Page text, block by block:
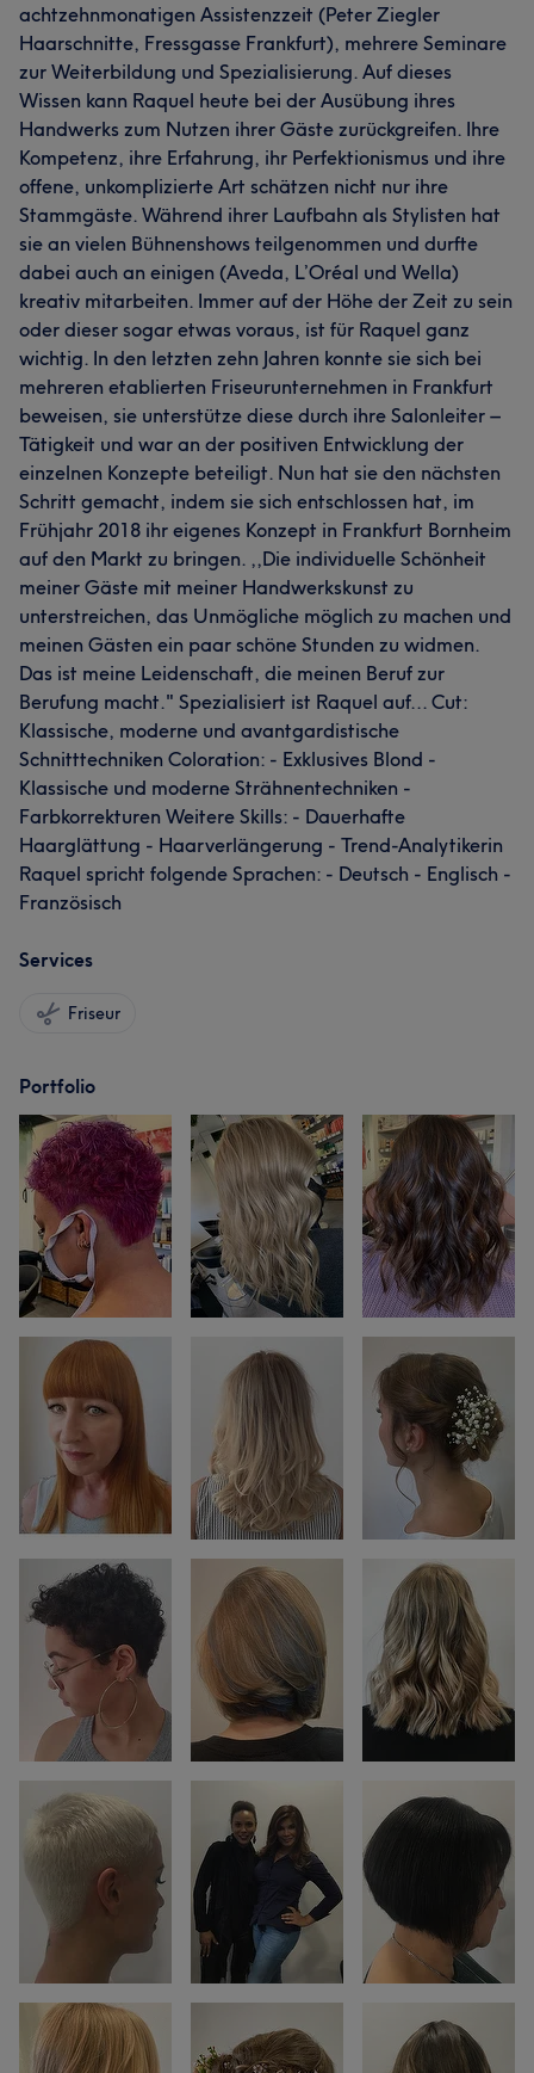
achtzehnmonatigen Assistenzzeit (Peter Ziegler
Haarschnitte, Fressgasse Frankfurt), mehrere Seminare
zur Weiterbildung und Spezialisierung. Auf dieses
Wissen kann Raquel heute bei der Ausübung ihres
Handwerks zum Nutzen ihrer Gäste zurückgreifen. Ihre
Kompetenz, ihre Erfahrung, ihr Perfektionismus und ihre
offene, unkomplizierte Art schätzen nicht nur ihre
Stammgäste. Während ihrer Laufbahn als Stylisten hat
sie an vielen Bühnenshows teilgenommen und durfte
dabei auch an einigen (Aveda, L’Oréal und Wella)
kreativ mitarbeiten. Immer auf der Höhe der Zeit zu sein
oder dieser sogar etwas voraus, ist für Raquel ganz
wichtig. In den letzten zehn Jahren konnte sie sich bei
mehreren etablierten Friseurunternehmen in Frankfurt
beweisen, sie unterstütze diese durch ihre Salonleiter –
Tätigkeit und war an der positiven Entwicklung der
einzelnen Konzepte beteiligt. Nun hat sie den nächsten
Schritt gemacht, indem sie sich entschlossen hat, im
Frühjahr 2018 ihr eigenes Konzept in Frankfurt Bornheim
auf den Markt zu bringen. ,,Die individuelle Schönheit
meiner Gäste mit meiner Handwerkskunst zu
unterstreichen, das Unmögliche möglich zu machen und
meinen Gästen ein paar schöne Stunden zu widmen.
Das ist meine Leidenschaft, die meinen Beruf zur
Berufung macht." Spezialisiert ist Raquel auf... Cut:
Klassische, moderne und avantgardistische
Schnitttechniken Coloration: - Exklusives Blond -
Klassische und moderne Strähnentechniken -
Farbkorrekturen Weitere Skills: - Dauerhafte
Haarglättung - Haarverlängerung - Trend-Analytikerin
Raquel spricht folgende Sprachen: - Deutsch - Englisch -
Französisch
Services
Friseur
Portfolio